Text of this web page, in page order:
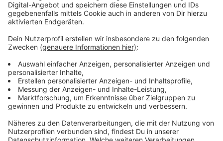
schon irgendwie an diesen Inhalten vorbeikommt. Das
tut es nämlich nicht", sagt Dr. Tobias Schmid, Direktor
Wir haben ein ausführliches Interview mit
Schmidzu dieser Thematik geführt. Das Gespräch hört
ihr an dieser Stelle.
Anzeige
José Narciandi